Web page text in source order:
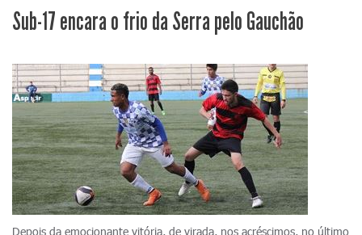
Sub-17 encara o frio da Serra pelo Gauchão
Depois da emocionante vitória, de virada, nos acréscimos, no último